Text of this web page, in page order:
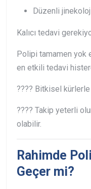
Düzenli
Kalıcı tedavi
Polipi tamamen yok
en etkili tedavi
???? Bitkisel
???? Takip yeterli
olabilir.
Rahimde
Geçer mi?